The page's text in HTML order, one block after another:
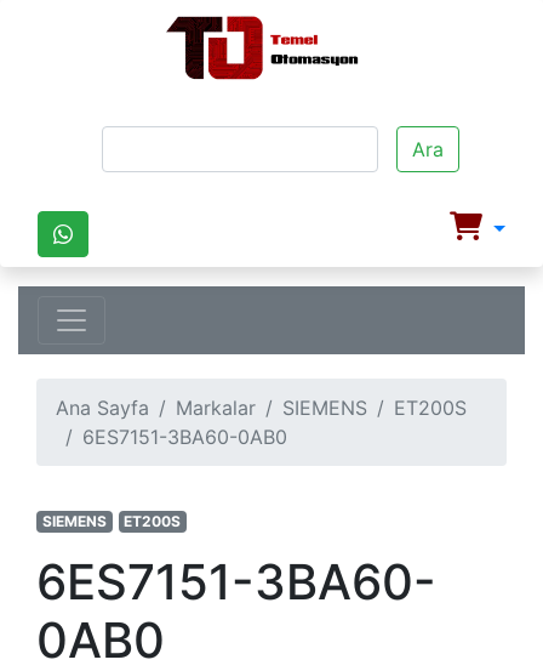
Ara
Ana Sayfa Markalar SIEMENS
ET200S
6ES7151-3BA60-0AB0
SIEMENS ET200S
6ES7151-3BA60-
0AB0